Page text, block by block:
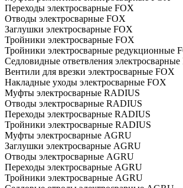
Переходы электросварные FOX
Отводы электросварные FOX
Заглушки электросварные FOX
Тройники электросварные FOX
Тройники электросварные редукционные
Седловидные ответвления
Вентили для врезки электросварные FOX
Накладные уходы электросварные FOX
Муфты электросварные RADIUS
Отводы электросварные RADIUS
Переходы электросварные RADIUS
Тройники электросварные RADIUS
Муфты электросварные AGRU
Заглушки электросварные AGRU
Отводы электросварные AGRU
Переходы электросварные AGRU
Тройники электросварные AGRU